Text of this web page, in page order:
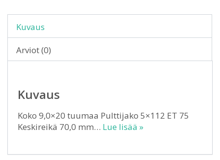
Kuvaus
Arviot (0)
Kuvaus
Koko 9,0×20 tuumaa Pulttijako 5×112 ET 75
Keskireikä 70,0 mm… Lue lisää »